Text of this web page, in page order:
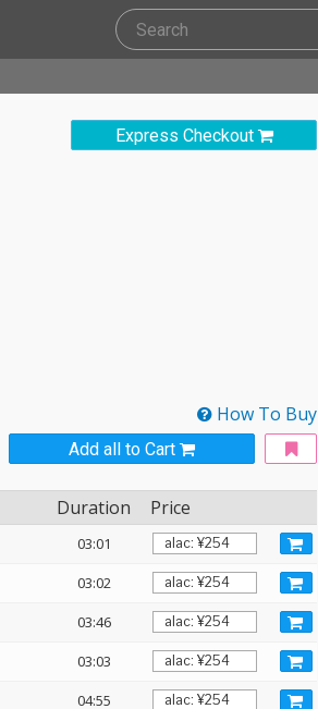
Express Checkout
How To Buy
Add all to Cart
Duration Price
03:01
03:02
03:46
03:03
04:55